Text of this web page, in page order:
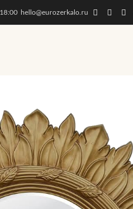
hello@eurozerkalo.ru